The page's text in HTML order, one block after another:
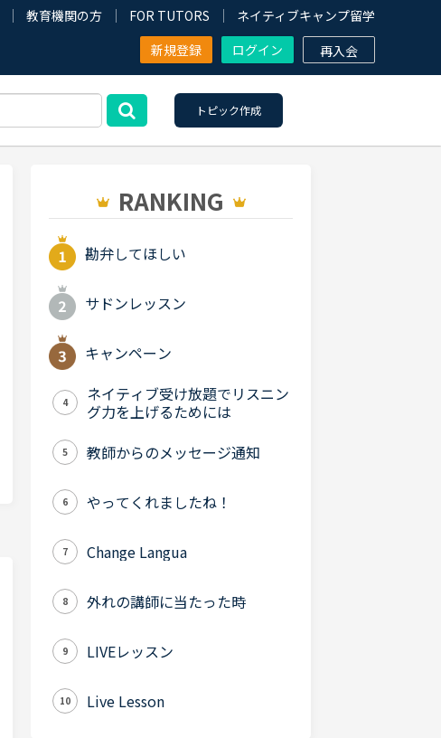
教育機関の方 FOR TUTORS
ネイティブキャンプ留学
新規登録
ログイン 再入会
トピック作成
RANKING
勘弁してほしい
サドンレッスン
キャンペーン
4
ネイティブ受け放題でリスニン
グ力を上げるためには
5 教師からのメッセージ通知
6 やってくれましたね！
7 Change Langua
8 外れの講師に当たった時
9 LIVEレッスン
10 Live Lesson